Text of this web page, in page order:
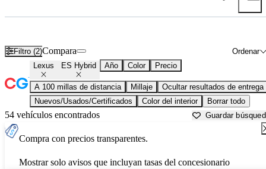
Filtro (2) Ordenar
Compara
Lexus ES Hybrid Año Color Precio
A 100 millas de distancia Millaje
Ocultar resultados de entrega
Nuevos/Usados/Certificados
Color del interior Borrar todo
54 vehículos encontrados Guardar
Compra con precios transparentes.
Mostrar solo avisos que incluyan tasas del concesionario